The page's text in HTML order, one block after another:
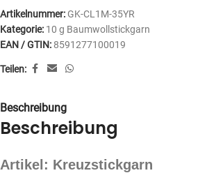
Artikelnummer: GK-CL1M-35YR
Kategorie: 10 g Baumwollstickgarn
EAN / GTIN: 8591277100019
Teilen:
Beschreibung
Beschreibung
Artikel: Kreuzstickgarn